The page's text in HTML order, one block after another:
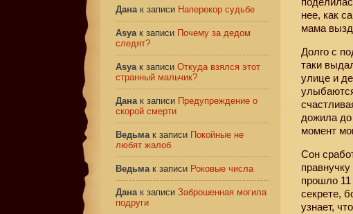
нее, как
мама
Долго с
таки
улице и
дожила до
момент
Сон
прошло 11
секрете,
узнает,
Данак записи Наперекор судьбе
Asyaк записи Почему за дедом
следят?
Asyaк записи Откуда взялся этот
странный мальчик?
Данак записи Предупреждение о
скорой смерти
Ведьмак записи Покойные не
любят жалоб
Ведьмак записи Роковые числа
Данак записи Заброшенная могила
подруги